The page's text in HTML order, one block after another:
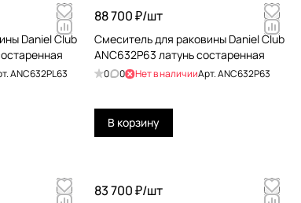
Daniel Club
ANC632PL63
88 700 ₽/шт
Смеситель для раковины Daniel Club
ANC632P63 латунь состаренная
0 0 Нет в наличииАрт.ANC632P63
В корзину
83 700 ₽/шт